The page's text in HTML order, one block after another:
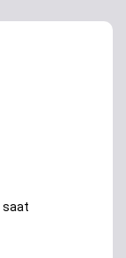
saat